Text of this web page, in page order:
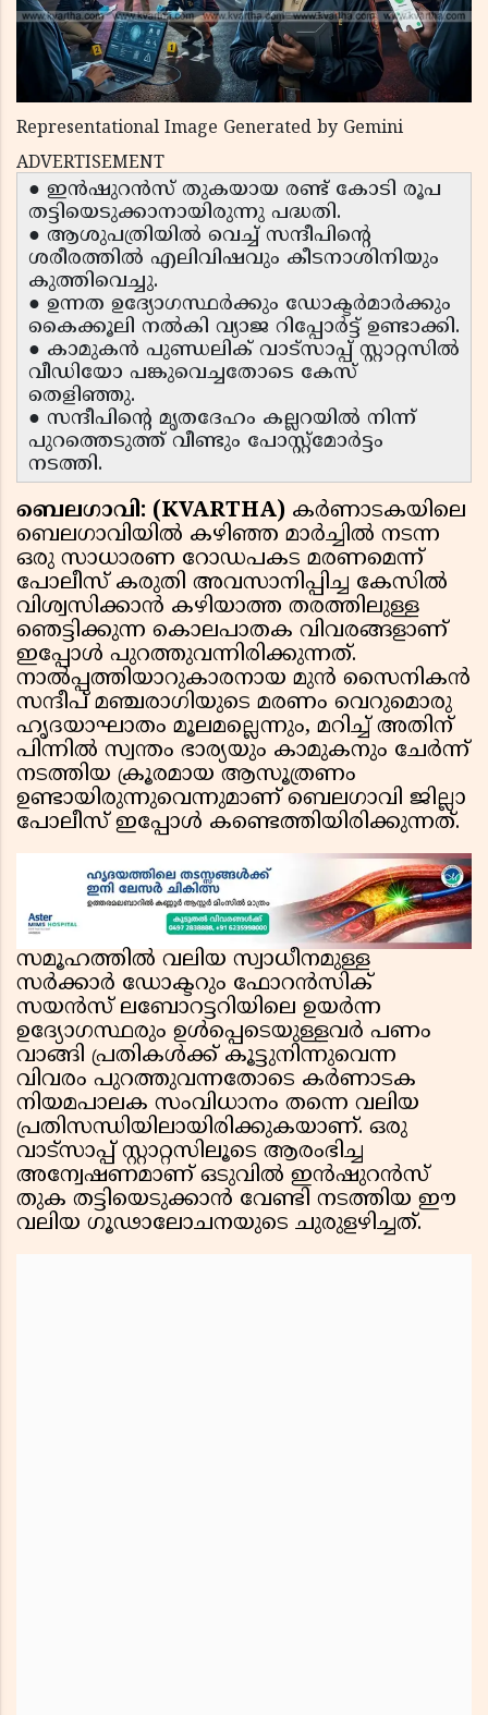
Representational Image Generated by Gemini
ADVERTISEMENT
● ഇൻഷുറൻസ് തുകയായ രണ്ട് കോടി രൂപ
തട്ടിയെടുക്കാനായിരുന്നു പദ്ധതി.
● ആശുപത്രിയിൽ വെച്ച് സന്ദീപിന്റെ
ശരീരത്തിൽ എലിവിഷവും കീടനാശിനിയും
കുത്തിവെച്ചു.
● ഉന്നത ഉദ്യോഗസ്ഥർക്കും ഡോക്ടർമാർക്കും
കൈക്കൂലി നൽകി വ്യാജ റിപ്പോർട്ട് ഉണ്ടാക്കി.
● കാമുകൻ പുണ്ഡലിക് വാട്സാപ്പ് സ്റ്റാറ്റസിൽ
വീഡിയോ പങ്കുവെച്ചതോടെ കേസ്
തെളിഞ്ഞു.
● സന്ദീപിന്റെ മൃതദേഹം കല്ലറയിൽ നിന്ന്
പുറത്തെടുത്ത് വീണ്ടും പോസ്റ്റ്‌മോർട്ടം
നടത്തി.
ബെലഗാവി: (KVARTHA) കർണാടകയിലെ
ബെലഗാവിയിൽ കഴിഞ്ഞ മാർച്ചിൽ നടന്ന
ഒരു സാധാരണ റോഡപകട മരണമെന്ന്
പോലീസ് കരുതി അവസാനിപ്പിച്ച കേസിൽ
വിശ്വസിക്കാൻ കഴിയാത്ത തരത്തിലുള്ള
ഞെട്ടിക്കുന്ന കൊലപാതക വിവരങ്ങളാണ്
ഇപ്പോൾ പുറത്തുവന്നിരിക്കുന്നത്.
നാൽപ്പത്തിയാറുകാരനായ മുൻ സൈനികൻ
സന്ദീപ് മഞ്ചരാഗിയുടെ മരണം വെറുമൊരു
ഹൃദയാഘാതം മൂലമല്ലെന്നും, മറിച്ച് അതിന്
പിന്നിൽ സ്വന്തം ഭാര്യയും കാമുകനും ചേർന്ന്
നടത്തിയ ക്രൂരമായ ആസൂത്രണം
ഉണ്ടായിരുന്നുവെന്നുമാണ് ബെലഗാവി ജില്ലാ
പോലീസ് ഇപ്പോൾ കണ്ടെത്തിയിരിക്കുന്നത്.
സമൂഹത്തിൽ വലിയ സ്വാധീനമുള്ള
സർക്കാർ ഡോക്ടറും ഫോറൻസിക്
സയൻസ് ലബോറട്ടറിയിലെ ഉയർന്ന
ഉദ്യോഗസ്ഥരും ഉൾപ്പെടെയുള്ളവർ പണം
വാങ്ങി പ്രതികൾക്ക് കൂട്ടുനിന്നുവെന്ന
വിവരം പുറത്തുവന്നതോടെ കർണാടക
നിയമപാലക സംവിധാനം തന്നെ വലിയ
പ്രതിസന്ധിയിലായിരിക്കുകയാണ്. ഒരു
വാട്സാപ്പ് സ്റ്റാറ്റസിലൂടെ ആരംഭിച്ച
അന്വേഷണമാണ് ഒടുവിൽ ഇൻഷുറൻസ്
തുക തട്ടിയെടുക്കാൻ വേണ്ടി നടത്തിയ ഈ
വലിയ ഗൂഢാലോചനയുടെ ചുരുളഴിച്ചത്.